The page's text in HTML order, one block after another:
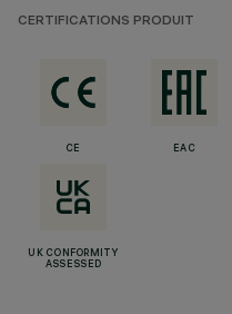
CERTIFICATIONS PRODUIT
CE EAC
UK CONFORMITY
ASSESSED